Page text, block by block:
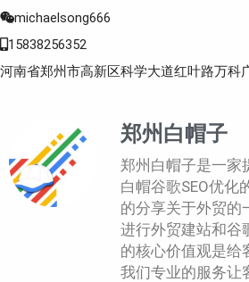
michaelsong666
15838256352
河南省郑州市高新区科学大道红叶路万科
郑州白帽子
郑州白帽子是一家
白帽谷歌SEO优化
的分享关于外贸的
进行外贸建站和谷
的核心价值观是给
我们专业的服务让